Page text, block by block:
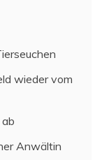
wieder vom
Anwältin